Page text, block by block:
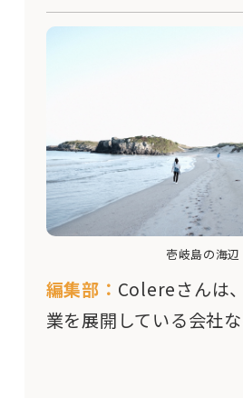
壱岐島の海辺
編集部： Colereさんは
業を展開している会社